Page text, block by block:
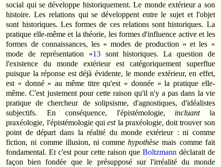
social qui se développe historiquement. Le monde extérieur a son
histoire. Les relations qui se développent entre le sujet et l'objet
sont historiques. Les formes de ces relations sont historiques. La
pratique elle-même et la théorie, les formes d'influence active et les
formes de connaissances, les « modes de production » et les «
mode de représentation »13sont historiques. La question de
l'existence du monde extérieur est catégoriquement superflue
puisque la réponse est déjà évidente, le monde extérieur, en effet,
est « donné » au même titre qu'est « donnée » la pratique elle-
même. C'est justement pour cette raison qu'il n'y a pas dans la vie
pratique de chercheur de solipsisme, d'agnostiques, d'idéalistes
subjectifs. En conséquence, l'épistémologie, incluantla
praxéologie, l'épistémologie quiestla praxéologie, doit trouver son
point de départ dans la réalité du monde extérieur : ni comme
fiction, ni comme illusion, ni commehypothèse mais comme fait
fondamental. Et c'est pour cette raison que Boltzmann déclarait de
façon bien fondée que le présupposé sur l'irréalité du monde